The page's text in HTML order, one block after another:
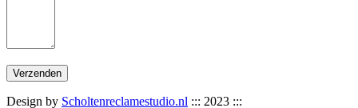
Design by Scholtenreclamestudio.nl ::: 2023 :::